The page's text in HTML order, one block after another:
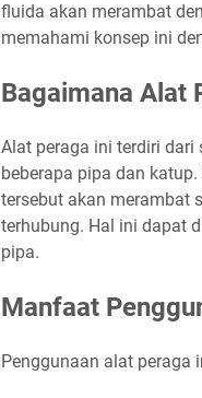
fluida akan merambat
memahami konsep ini
Bagaimana Alat
Alat peraga ini terdiri
beberapa pipa dan
tersebut akan merambat
terhubung. Hal ini dapat
pipa.
Manfaat
Penggunaan alat peraga